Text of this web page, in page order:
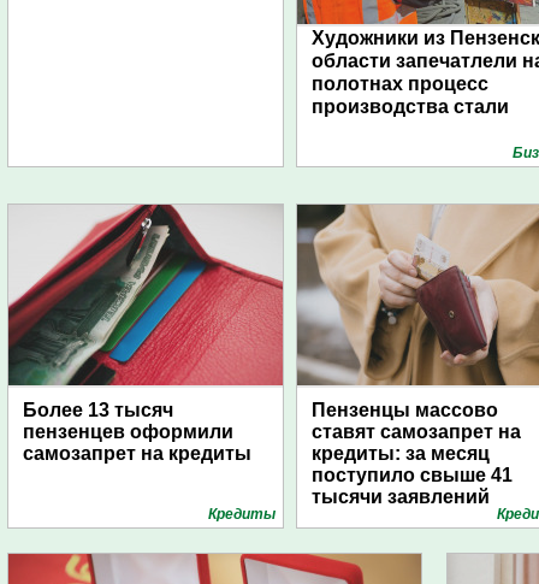
Художники из
области запечатлели
полотнах процесс
производства стали
Более 13 тысяч
пензенцев оформили
самозапрет на кредиты
Кредиты
Пензенцы массово
ставят самозапрет на
кредиты: за месяц
поступило свыше 41
тысячи заявлений